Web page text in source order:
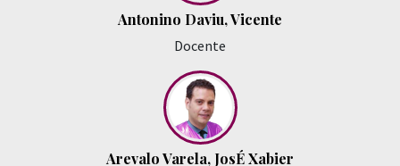
Antonino Daviu, Vicente
Docente
Arevalo Varela, JosÉ Xabier